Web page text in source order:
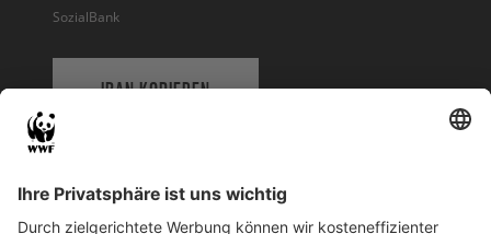
SozialBank
IBAN KOPIEREN